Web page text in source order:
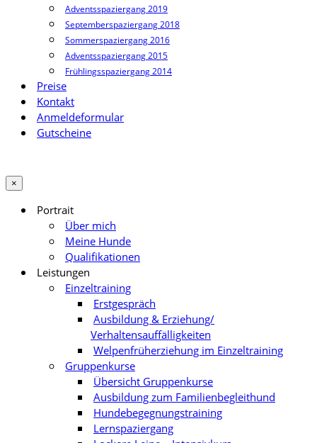
Adventsspaziergang 2019
Septemberspaziergang 2018
Sommerspaziergang 2016
Adventsspaziergang 2015
Frühlingsspaziergang 2014
Preise
Kontakt
Anmeldeformular
Gutscheine
×
Portrait
Über mich
Meine Hunde
Qualifikationen
Leistungen
Einzeltraining
Erstgespräch
Ausbildung & Erziehung/
Verhaltensauffälligkeiten
Welpenfrüherziehung im Einzeltraining
Gruppenkurse
Übersicht Gruppenkurse
Ausbildung zum Familienbegleithund
Hundebegegnungstraining
Lernspaziergang